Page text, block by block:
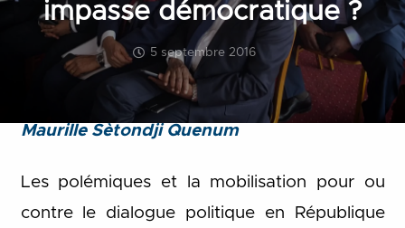
impasse démocratique ?
5 septembre 2016
Maurille Sètondji Quenum
Les polémiques et la mobilisation pour ou
contre le dialogue politique en République